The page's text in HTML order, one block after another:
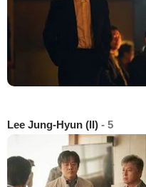
Lee Jung-Hyun (II) - 5